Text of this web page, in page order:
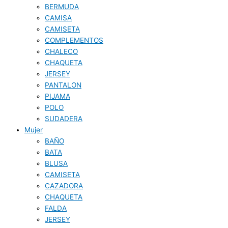
BERMUDA
CAMISA
CAMISETA
COMPLEMENTOS
CHALECO
CHAQUETA
JERSEY
PANTALON
PIJAMA
POLO
SUDADERA
Mujer
BAÑO
BATA
BLUSA
CAMISETA
CAZADORA
CHAQUETA
FALDA
JERSEY